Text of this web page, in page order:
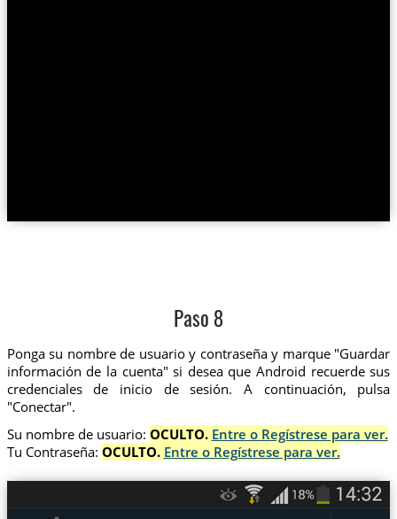
Paso 8
Ponga su nombre de usuario y contraseña y marque "Guardar
información de la cuenta" si desea que Android recuerde sus
credenciales de inicio de sesión. A continuación, pulsa
"Conectar".
Su nombre de usuario: OCULTO. Entre o Regístrese para ver.
Tu Contraseña: OCULTO. Entre o Regístrese para ver.